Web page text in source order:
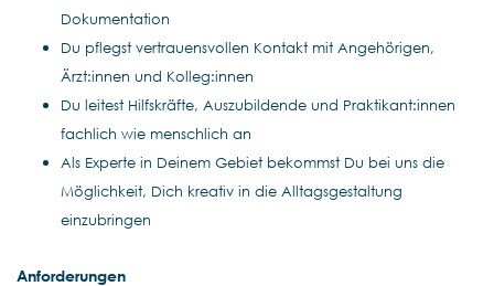
Dokumentation
Du pflegst vertrauensvollen Kontakt mit Angehörigen,
Ärzt:innen und Kolleg:innen
Du leitest Hilfskräfte, Auszubildende und Praktikant:innen
fachlich wie menschlich an
Als Experte in Deinem Gebiet bekommst Du bei uns die
Möglichkeit, Dich kreativ in die Alltagsgestaltung
einzubringen
Anforderungen